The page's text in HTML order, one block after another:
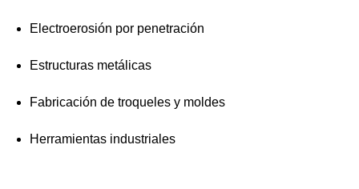
Electroerosión por penetración
Estructuras metálicas
Fabricación de troqueles y moldes
Herramientas industriales